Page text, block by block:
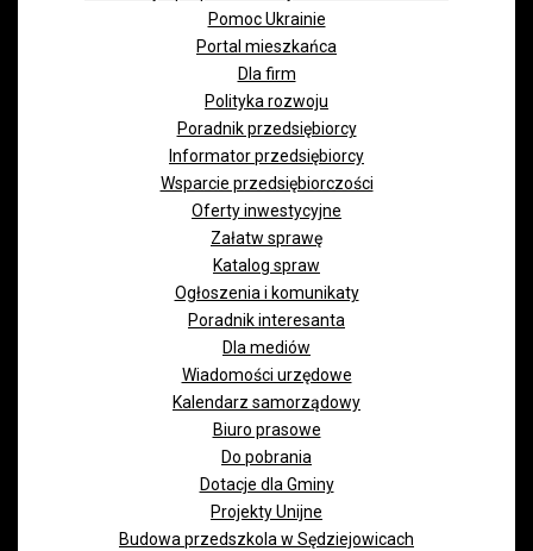
Pomoc Ukrainie
Portal mieszkańca
Dla firm
Polityka rozwoju
Poradnik przedsiębiorcy
Informator przedsiębiorcy
Wsparcie przedsiębiorczości
Oferty inwestycyjne
Załatw sprawę
Katalog spraw
Ogłoszenia i komunikaty
Poradnik interesanta
Dla mediów
Wiadomości urzędowe
Kalendarz samorządowy
Biuro prasowe
Do pobrania
Dotacje dla Gminy
Projekty Unijne
Budowa przedszkola w Sędziejowicach